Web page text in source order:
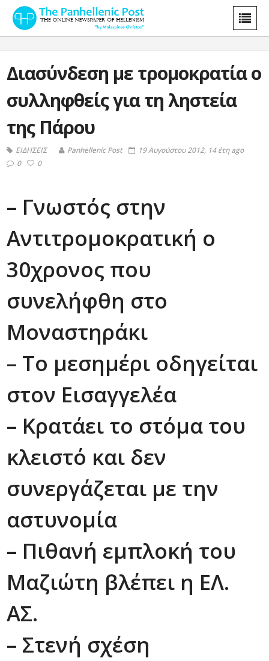
Διασύνδεση με τρομοκρατία ο
συλληφθείς για τη ληστεία
της Πάρου
ΕΙΔΗΣΕΙΣ Panhellenic Post
19 Αυγούστου 2012, 14 έτη ago
0
0
– Γνωστός στην
Αντιτρομοκρατική ο
30χρονος που
συνελήφθη στο
Μοναστηράκι
– Το μεσημέρι οδηγείται
στον Εισαγγελέα
– Κρατάει το στόμα του
κλειστό και δεν
συνεργάζεται με την
αστυνομία
– Πιθανή εμπλοκή του
Μαζιώτη βλέπει η ΕΛ.
ΑΣ.
– Στενή σχέση